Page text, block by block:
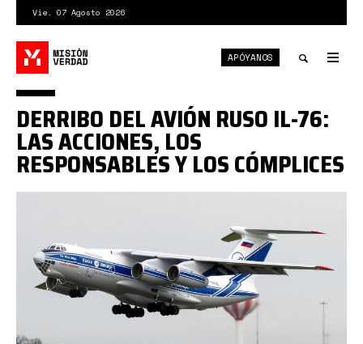
contenido
principal
Vie. 07 Agosto 2026
search
APÓYANOS
76950_(27388661043).jpg
DERRIBO DEL AVIÓN RUSO IL-76:
LAS ACCIONES, LOS
RESPONSABLES Y LOS CÓMPLICES